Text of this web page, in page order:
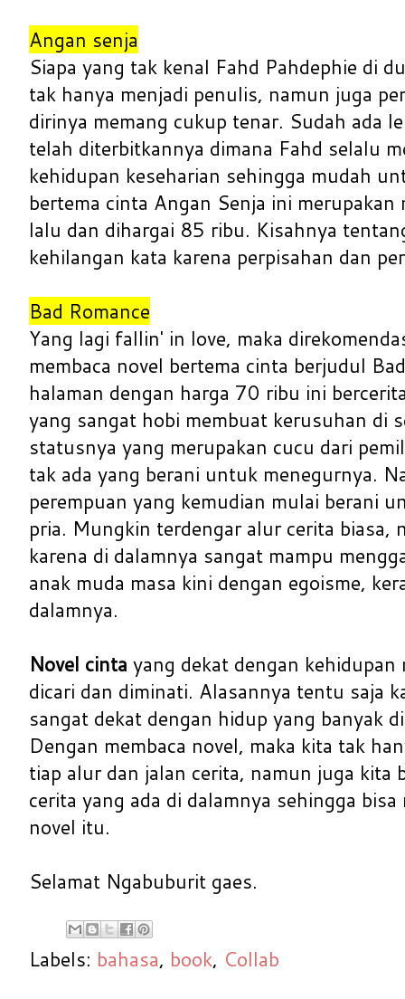
Angan senja
Siapa yang tak kenal Fahd Pahdephie di
tak hanya menjadi penulis, namun juga
dirinya memang cukup tenar. Sudah ada
telah diterbitkannya dimana Fahd selalu
kehidupan keseharian sehingga mudah
bertema cinta Angan Senja ini
lalu dan dihargai 85 ribu. Kisahnya
kehilangan kata karena perpisahan dan
Bad Romance
Yang lagi fallin' in love, maka
membaca novel bertema cinta berjudul
halaman dengan harga 70 ribu ini
yang sangat hobi membuat kerusuhan di
statusnya yang merupakan cucu dari
tak ada yang berani untuk menegurnya.
perempuan yang kemudian mulai berani
pria. Mungkin terdengar alur cerita biasa,
karena di dalamnya sangat mampu
anak muda masa kini dengan egoisme,
dalamnya.
Novel cinta yang dekat dengan kehidupan
dicari dan diminati. Alasannya tentu saja
sangat dekat dengan hidup yang banyak
Dengan membaca novel, maka kita tak
tiap alur dan jalan cerita, namun juga kita
cerita yang ada di dalamnya sehingga
novel itu.
Selamat Ngabuburit gaes.
Labels: bahasa, book, Collab